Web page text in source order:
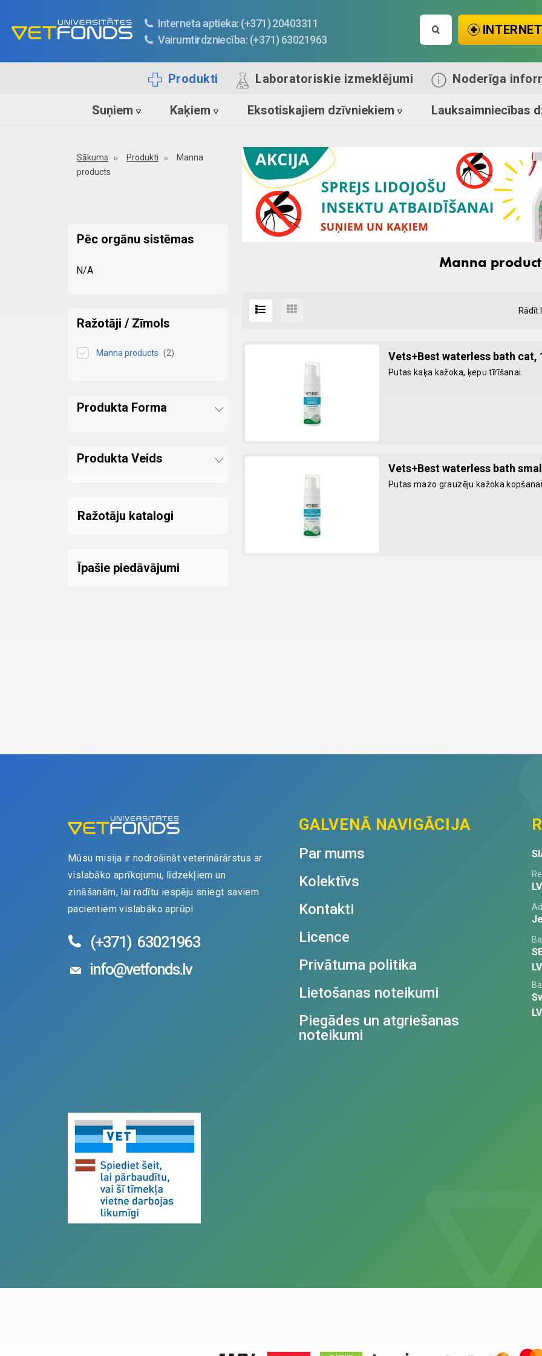
Interneta aptieka: (+371) 20403311
Vairumtirdzniecība: (+371) 63021963
Produkti Laboratoriskie izmeklējumi Noderīga
Suņiem Kaķiem Eksotiskajiem dzīvniekiem Lauksaimniecības
Manna
Rādīt
Vets+Best waterless bath cat,
Putas kaķa kažoka, ķepu tīrīšanai.
Vets+Best waterless bath
Putas mazo grauzēju kažoka kopšanai.
Sākums Produkti
Manna
products
Pēc orgānu sistēmas
N/A
Ražotāji / Zīmols
Manna products (2)
Produkta Forma
Produkta Veids
Ražotāju katalogi
Īpašie piedāvājumi
Mūsu misija ir nodrošināt veterinārārstus ar
vislabāko aprīkojumu, līdzekļiem un
zināšanām, lai radītu iespēju sniegt saviem
pacientiem vislabāko aprūpi
(+371) 63021963
info@vetfonds.lv
GALVENĀ NAVIGĀCIJA
Par mums
Kolektīvs
Kontakti
Licence
Privātuma politika
Lietošanas noteikumi
Piegādes un atgriešanas
noteikumi